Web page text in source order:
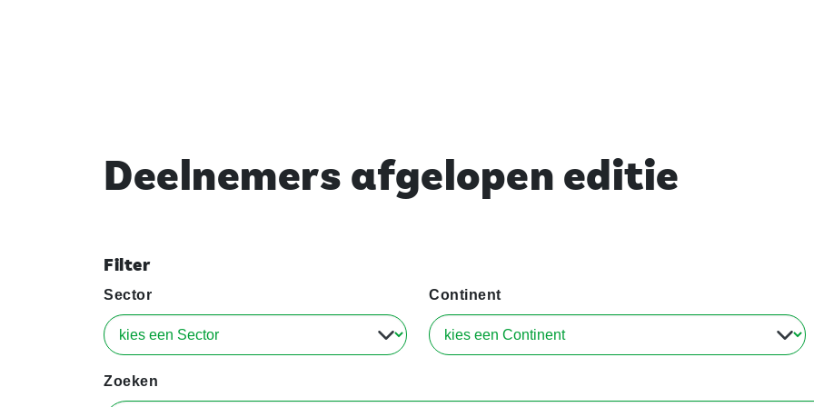
Deelnemers afgelopen editie
Filter
Sector Continent
Zoeken